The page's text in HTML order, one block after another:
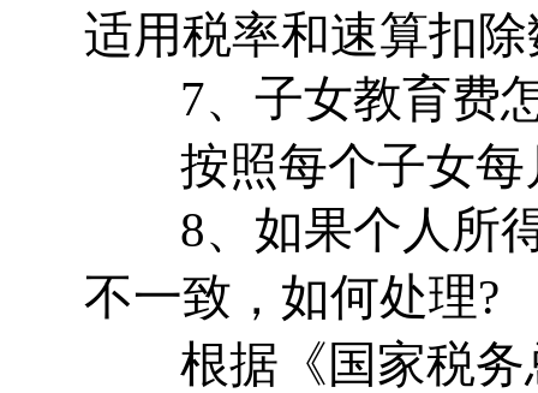
适用税率和速算扣
7、子女教育费
按照每个子女每
8、如果个人所
不一致，如何处理?
根据《国家税务